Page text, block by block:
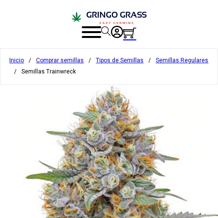
Inicio / Comprar semillas / Tipos de Semillas /
Semillas Regulares
/
Semillas Trainwreck